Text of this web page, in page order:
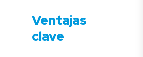
Ventajas
clave